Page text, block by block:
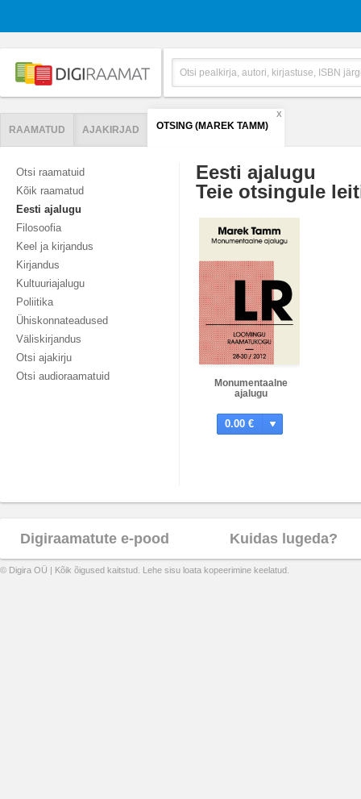
RAAMATUD AJAKIRJAD OTSING (MAREK TAMM)
X
Otsi raamatuid
Kõik raamatud
Eesti ajalugu
Filosoofia
Keel ja kirjandus
Kirjandus
Kultuuriajalugu
Poliitika
Ühiskonnateadused
Väliskirjandus
Otsi ajakirju
Otsi audioraamatuid
Eesti ajalugu
Teie otsingule
Monumentaalne
ajalugu
0.00 €
Digiraamatute e-pood Kuidas lugeda?
© Digira OÜ | Kõik õigused kaitstud. Lehe sisu loata kopeerimine keelatud.